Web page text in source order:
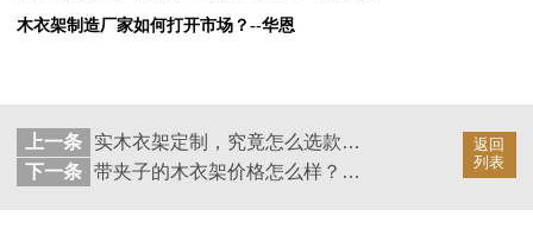
木衣架制造厂家如何打开市场？--华恩
返回
列表
上一条
实木衣架定制，究竟怎么选款？--华恩衣架
下一条
带夹子的木衣架价格怎么样？价格和哪些因素相关？--华恩